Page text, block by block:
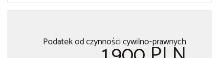
Podatek od czynności cywilno-prawnych